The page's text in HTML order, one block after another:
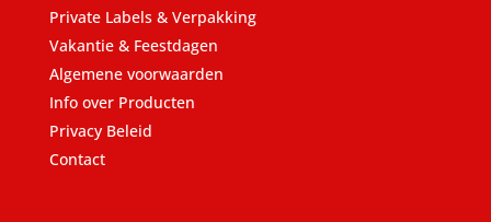
Private Labels & Verpakking
Vakantie & Feestdagen
Algemene voorwaarden
Info over Producten
Privacy Beleid
Contact